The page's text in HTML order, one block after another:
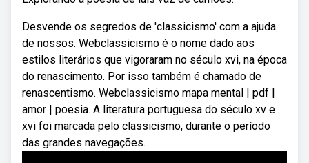
Desvende os segredos de 'classicismo' com a ajuda
de nossos. Webclassicismo é o nome dado aos
estilos literários que vigoraram no século xvi, na época
do renascimento. Por isso também é chamado de
renascentismo. Webclassicismo mapa mental | pdf |
amor | poesia. A literatura portuguesa do século xv e
xvi foi marcada pelo classicismo, durante o período
das grandes navegações.